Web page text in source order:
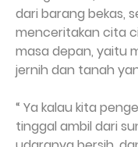
dari barang bekas,
menceritakan cita
masa depan, yaitu
jernih dan tanah
“ Ya kalau kita
tinggal ambil dari